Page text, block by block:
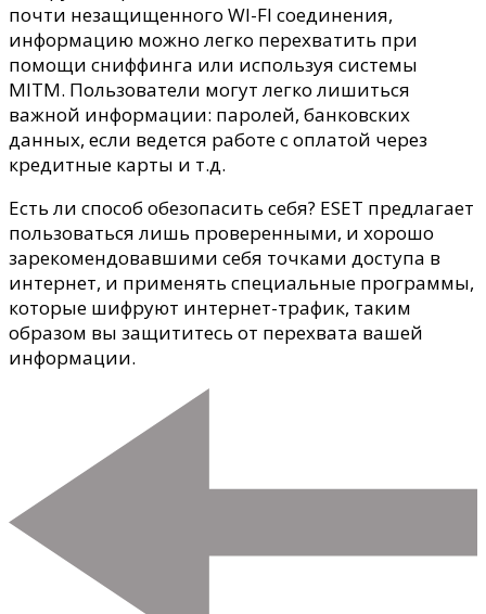
почти незащищенного WI-FI соединения,
информацию можно легко перехватить при
помощи сниффинга или используя системы
MITM. Пользователи могут легко лишиться
важной информации: паролей, банковских
данных, если ведется работе с оплатой через
кредитные карты и т.д.
Есть ли способ обезопасить себя? ESET предлагает
пользоваться лишь проверенными, и хорошо
зарекомендовавшими себя точками доступа в
интернет, и применять специальные программы,
которые шифруют интернет-трафик, таким
образом вы защититесь от перехвата вашей
информации.